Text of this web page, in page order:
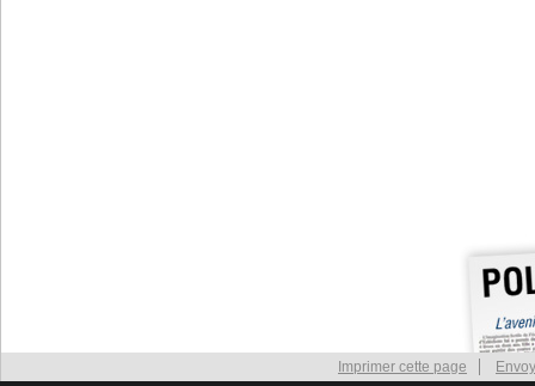
Imprimer cette page